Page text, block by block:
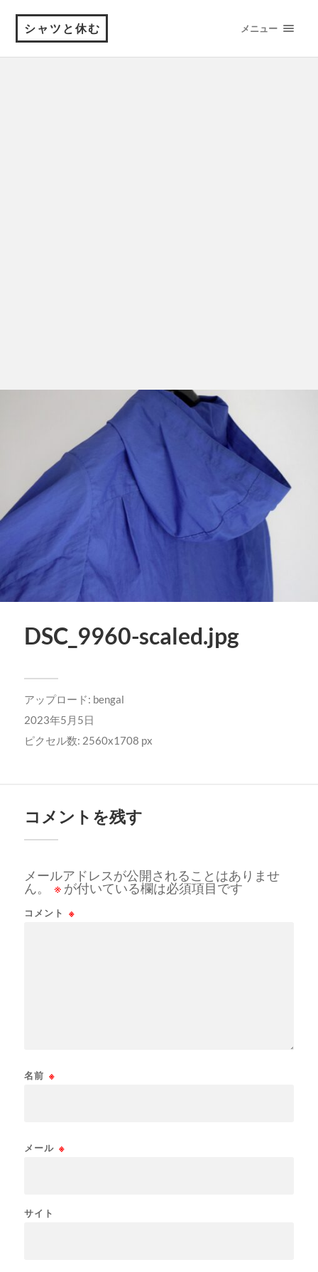
シャツと休む メニュー
DSC_9960-scaled.jpg
アップロード: bengal
2023年5月5日
ピクセル数: 2560x1708 px
コメントを残す
メールアドレスが公開されることはありませ
ん。
※ が付いている欄は必須項目です
コメント ※
名前 ※
メール ※
サイト